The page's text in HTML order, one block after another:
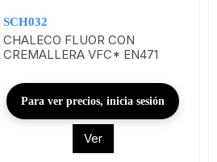
SCH032
CHALECO FLUOR CON
CREMALLERA VFC* EN471
Para ver precios, inicia sesión
Ver